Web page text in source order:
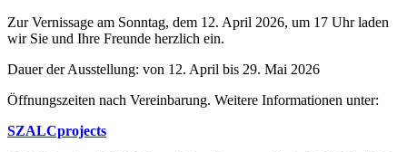
Zur Vernissage am Sonntag, dem 12. April 2026, um 17 Uhr laden
wir Sie und Ihre Freunde herzlich ein.
Dauer der Ausstellung: von 12. April bis 29. Mai 2026
Öffnungszeiten nach Vereinbarung. Weitere Informationen unter:
SZALCprojects